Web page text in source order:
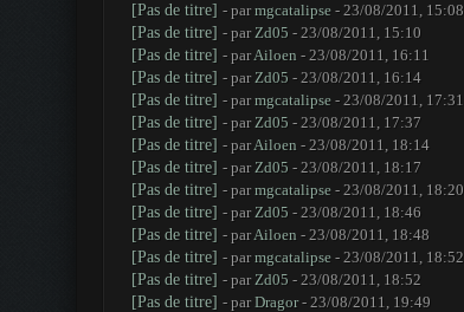
[Pas de titre] - parmgcatalipse- 23/08/2011, 15:08
[Pas de titre] - parZd05 - 23/08/2011, 15:10
[Pas de titre] - parAiloen - 23/08/2011, 16:11
[Pas de titre] - parZd05 - 23/08/2011, 16:14
[Pas de titre] - parmgcatalipse- 23/08/2011, 17:31
[Pas de titre] - parZd05 - 23/08/2011, 17:37
[Pas de titre] - parAiloen - 23/08/2011, 18:14
[Pas de titre] - parZd05 - 23/08/2011, 18:17
[Pas de titre] - parmgcatalipse- 23/08/2011, 18:20
[Pas de titre] - parZd05 - 23/08/2011, 18:46
[Pas de titre] - parAiloen - 23/08/2011, 18:48
[Pas de titre] - parmgcatalipse- 23/08/2011, 18:52
[Pas de titre] - parZd05 - 23/08/2011, 18:52
[Pas de titre] - parDragor- 23/08/2011, 19:49